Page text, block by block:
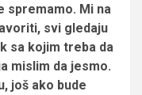
spremamo. Mi na
svi gledaju
sa kojim treba da
mislim da jesmo.
još ako bude